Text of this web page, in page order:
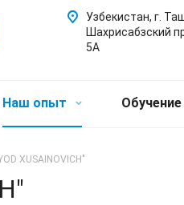
Узбекистан, г.
Шахрисабзский
5А
Наш опыт Обучение
XUSAINOVICH"